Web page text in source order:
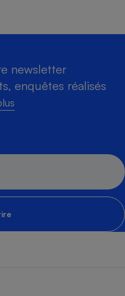
newsletter
enquêtes réalisés